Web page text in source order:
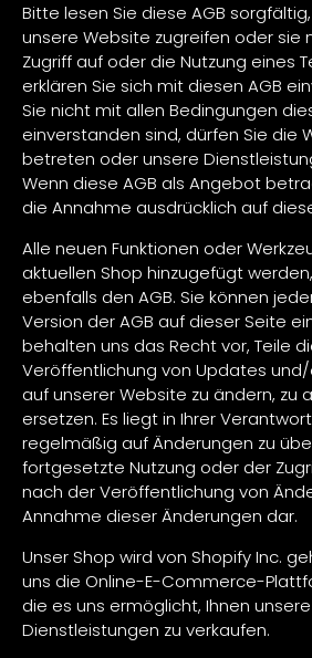
Bitte lesen Sie diese AGB
unsere Website zugreifen oder sie
Zugriff auf oder die Nutzung eines
erklären Sie sich mit diesen AGB
Sie nicht mit allen Bedingungen
einverstanden sind, dürfen Sie die
betreten oder unsere
Wenn diese AGB als Angebot
die Annahme ausdrücklich auf
Alle neuen Funktionen oder
aktuellen Shop hinzugefügt
ebenfalls den AGB. Sie können
Version der AGB auf dieser Seite
behalten uns das Recht vor, Teile
Veröffentlichung von Updates
auf unserer Website zu ändern, zu
ersetzen. Es liegt in Ihrer
regelmäßig auf Änderungen zu
fortgesetzte Nutzung oder der
nach der Veröffentlichung von
Annahme dieser Änderungen dar.
Unser Shop wird von Shopify Inc.
uns die Online-E-Commerce-
die es uns ermöglicht, Ihnen
Dienstleistungen zu verkaufen.